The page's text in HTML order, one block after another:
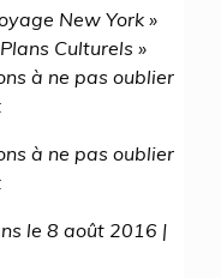
New York »
Culturels »
à ne pas oublier
à ne pas oublier
le 8 août 2016 |